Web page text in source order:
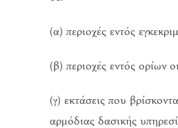
(α) περιοχές εντός
(β) περιοχές εντός ορίων
(γ) εκτάσεις που
αρμόδιας δασικής